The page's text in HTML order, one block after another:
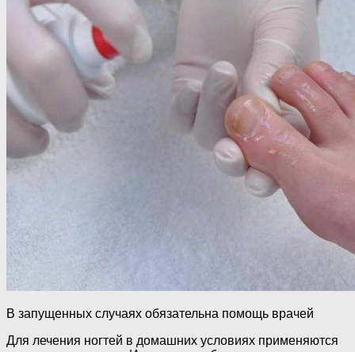
В запущенных случаях обязательна помощь врачей
Для лечения ногтей в домашних условиях применяются